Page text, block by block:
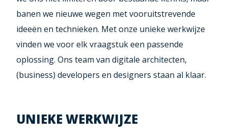
banen we nieuwe wegen met vooruitstrevende
ideeën en technieken. Met onze unieke werkwijze
vinden we voor elk vraagstuk een passende
oplossing. Ons team van digitale architecten,
(business) developers en designers staan al klaar.
UNIEKE WERKWIJZE